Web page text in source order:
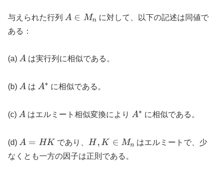
与えられた行列
A
A ∈ Mn に対して、以下の記述は同値で
ある：
(a) A
A は実行列に相似である。
(b) A
A は A^*
A∗ に相似である。
(c) A
A はエルミート相似変換により A^*
A∗ に相似である。
(d) A
=
HK
A = HK であり、
H,
K
\in
H , K ∈ Mn はエルミートで、少
なくとも一方の因子は正則である。